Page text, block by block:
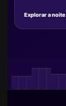
Explorar a noite